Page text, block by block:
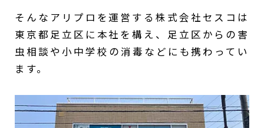
そんなアリプロを運営する株式会社セスコは
東京都足立区に本社を構え、足立区からの害
虫相談や小中学校の消毒などにも携わってい
ます。